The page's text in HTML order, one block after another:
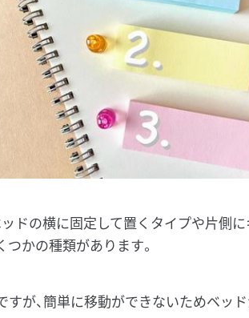
ドの横に固定して置くタイプや片側
かの種類があります。
が、簡単に移動ができないためベッ